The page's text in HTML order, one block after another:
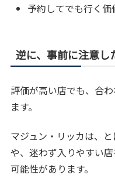
予約してでも行く価
逆に、事前に注意し
評価が高い店でも、合
ます。
マジュン・リッカは、
や、迷わず入りやすい
可能性があります。